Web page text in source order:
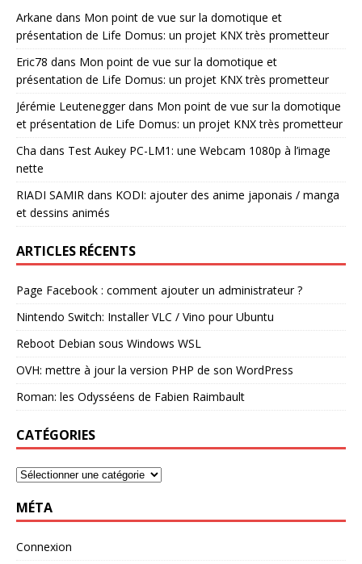
Arkane dans Mon point de vue sur la domotique et
présentation de Life Domus: un projet KNX très prometteur
Eric78 dans Mon point de vue sur la domotique et
présentation de Life Domus: un projet KNX très prometteur
Jérémie Leuteneggerdans Mon point de vue sur la domotique
et présentation de Life Domus: un projet KNX très prometteur
Cha dans Test Aukey PC-LM1: une Webcam 1080p à l’image
nette
RIADI SAMIR dans KODI: ajouter des anime japonais / manga
et dessins animés
ARTICLES RÉCENTS
Page Facebook : comment ajouter un administrateur ?
Nintendo Switch: Installer VLC / Vino pour Ubuntu
Reboot Debian sous Windows WSL
OVH: mettre à jour la version PHP de son WordPress
Roman: les Odysséens de Fabien Raimbault
CATÉGORIES
MÉTA
Connexion